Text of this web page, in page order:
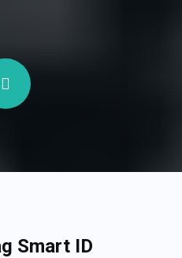
Smart ID